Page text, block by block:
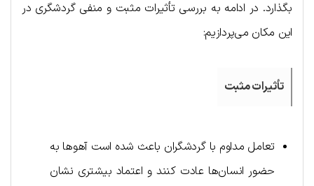
بگذارد. در ادامه به بررسی تأثیرات مثبت و منفی گردشگری در
این مکان می‌پردازیم:
تأثیرات مثبت
تعامل مداوم با گردشگران باعث شده است آهوها به
حضور انسان‌ها عادت کنند و اعتماد بیشتری نشان